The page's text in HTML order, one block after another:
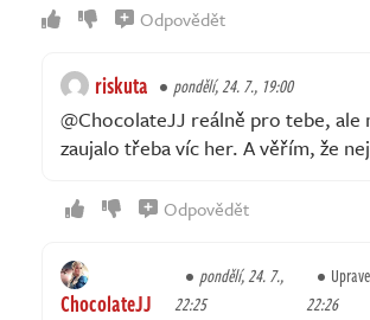
Odpovědět
riskuta pondělí, 24. 7., 19:00
@ChocolateJJ reálně pro tebe, ale
zaujalo třeba víc her. A věřím, že
Odpovědět
ChocolateJJ
pondělí, 24. 7.,
22:25
22:26